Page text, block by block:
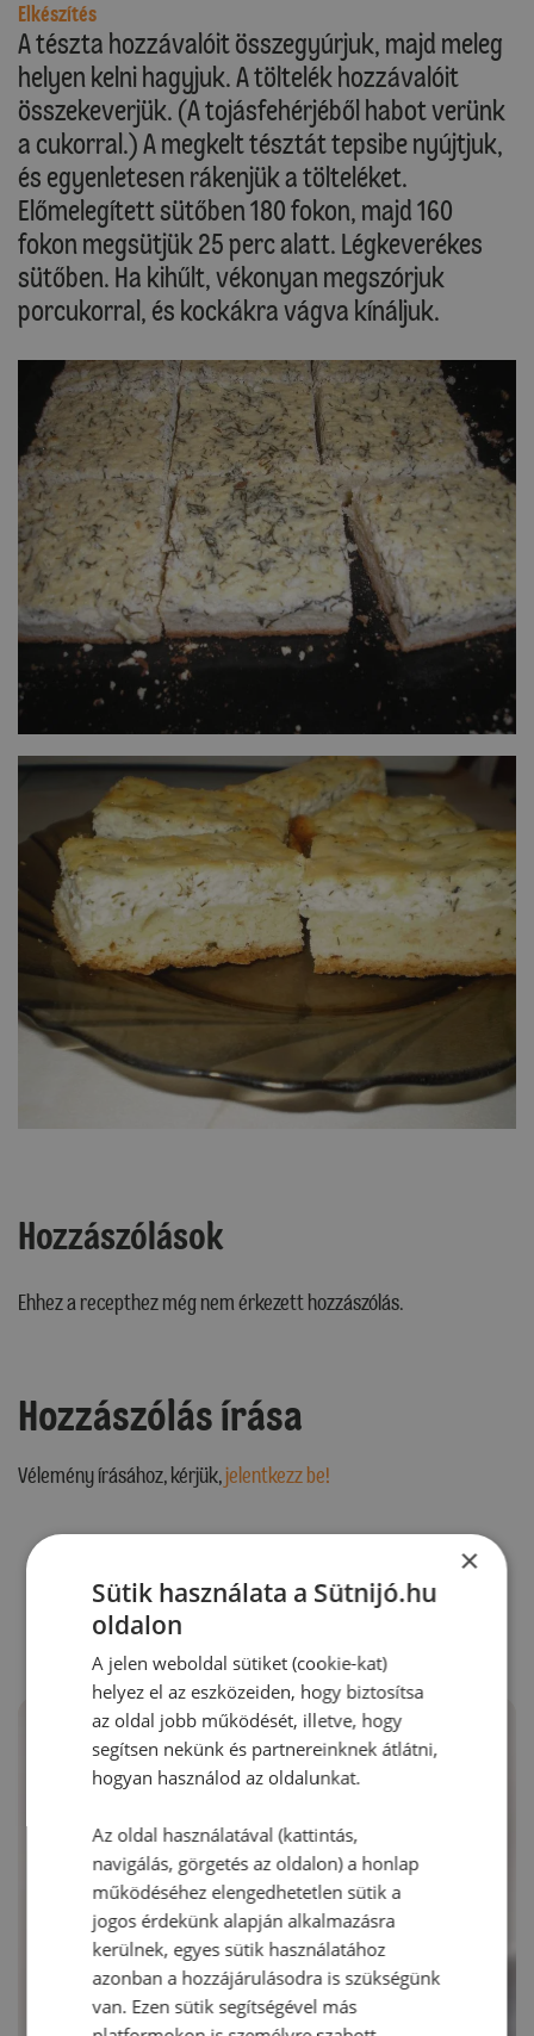
Elkészítés
A tészta hozzávalóit összegyúrjuk, majd meleg
helyen kelni hagyjuk. A töltelék hozzávalóit
összekeverjük. (A tojásfehérjéből habot verünk
a cukorral.) A megkelt tésztát tepsibe nyújtjuk,
és egyenletesen rákenjük a tölteléket.
Előmelegített sütőben 180 fokon, majd 160
fokon megsütjük 25 perc alatt. Légkeverékes
sütőben. Ha kihűlt, vékonyan megszórjuk
porcukorral, és kockákra vágva kínáljuk.
Hozzászólások
Ehhez a recepthez még nem érkezett hozzászólás.
Hozzászólás írása
Vélemény írásához, kérjük,jelentkezz be!
RECEPTAJÁNLÓ
×
Sütik használata a Sütnijó.hu
oldalon
A jelen weboldal sütiket (cookie-kat)
helyez el az eszközeiden, hogy biztosítsa
az oldal jobb működését, illetve, hogy
segítsen nekünk és partnereinknek átlátni,
hogyan használod az oldalunkat.
Az oldal használatával (kattintás,
navigálás, görgetés az oldalon) a honlap
működéséhez elengedhetetlen sütik a
jogos érdekünk alapján alkalmazásra
kerülnek, egyes sütik használatához
azonban a hozzájárulásodra is szükségünk
van. Ezen sütik segítségével más